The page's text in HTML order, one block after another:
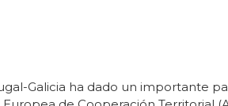
Galicia ha dado un importante